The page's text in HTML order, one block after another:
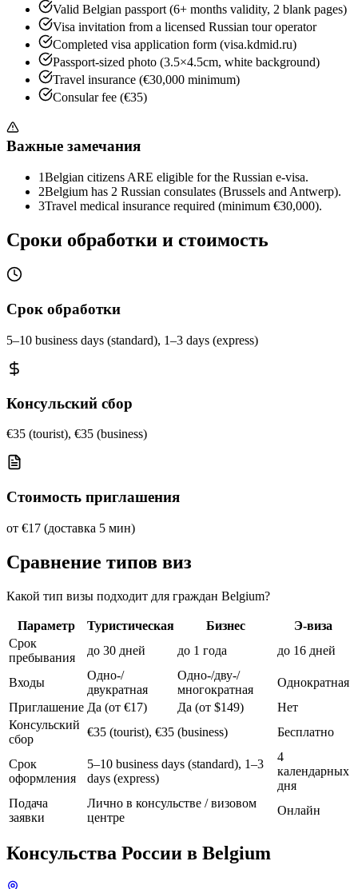
Valid Belgian passport (6+ months validity, 2 blank pages)
Visa invitation from a licensed Russian tour operator
Completed visa application form (visa.kdmid.ru)
Passport-sized photo (3.5×4.5cm, white background)
Travel insurance (€30,000 minimum)
Consular fee (€35)
Важные замечания
1Belgian citizens ARE eligible for the Russian e-visa.
2Belgium has 2 Russian consulates (Brussels and Antwerp).
3Travel medical insurance required (minimum €30,000).
Сроки обработки и стоимость
Срок обработки
5–10 business days (standard), 1–3 days (express)
Консульский сбор
€35 (tourist), €35 (business)
Стоимость приглашения
от €17 (доставка 5 мин)
Сравнение типов виз
Какой тип визы подходит для граждан Belgium?
Параметр Туристическая Бизнес
Э-виза
Срок
пребывания
до 30 дней до 1 года до 16 дней
Входы
Одно-/
двукратная
Одно-/дву-/
многократная
Однократная
Приглашение Да (от €17) Да (от $149)
Нет
Консульский
сбор
€35 (tourist), €35 (business) Бесплатно
Срок
оформления
5–10 business days (standard), 1–3
days (express)
4
календарных
дня
Подача
заявки
Лично в консульстве / визовом
центре
Онлайн
Консульства России в Belgium